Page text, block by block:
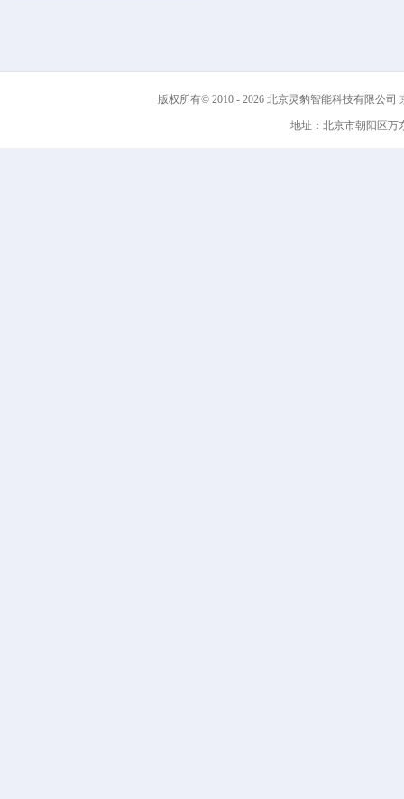
版权所有© 2010 - 2026 北京灵豹智能科技有限公司
地址：北京市朝阳区万